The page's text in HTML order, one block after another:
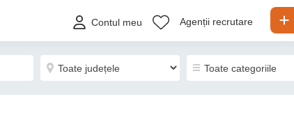
Contul meu Agenții recrutare